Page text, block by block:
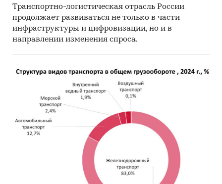
Транспортно-логистическая отрасль России
продолжает развиваться не только в части
инфраструктуры и цифровизации, но и в
направлении изменения спроса.